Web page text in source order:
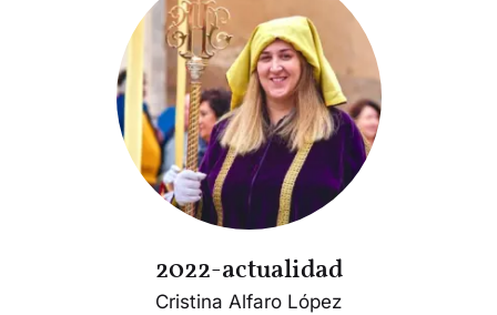
2022-actualidad
Cristina Alfaro López